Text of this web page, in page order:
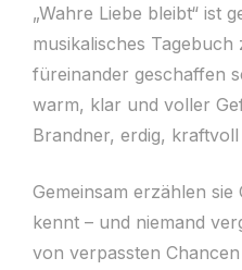
„Wahre Liebe bleibt“ ist
musikalisches Tagebuch
füreinander geschaffen
warm, klar und voller
Brandner, erdig,
Gemeinsam erzählen sie
kennt – und niemand
von verpassten